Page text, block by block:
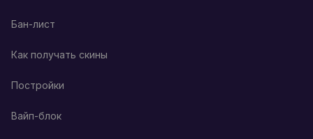
Бан-лист
Как получать скины
Постройки
Вайп-блок